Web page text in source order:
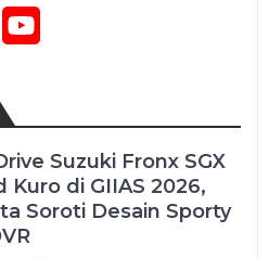
Twitter
Suzuki Fronx SGX
Kuro di GIIAS 2026,
Soroti Desain Sporty